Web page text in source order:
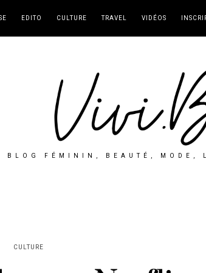
EDITO CULTURE TRAVEL VIDÉOS
BLOG FÉMININ, BEAUTÉ, MODE,
CULTURE